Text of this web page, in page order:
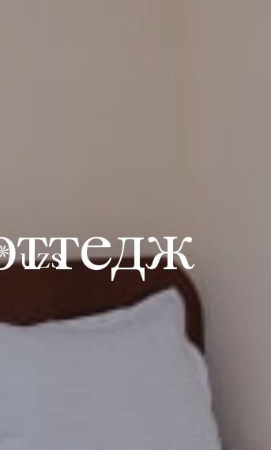
uzs